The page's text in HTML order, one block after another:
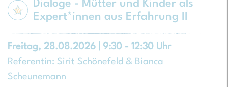
Dialoge - Mütter und Kinder als
Expert*innen aus Erfahrung II
Freitag, 28.08.2026 | 9:30 - 12:30 Uhr
Referentin: Sirit Schönefeld & Bianca
Scheunemann